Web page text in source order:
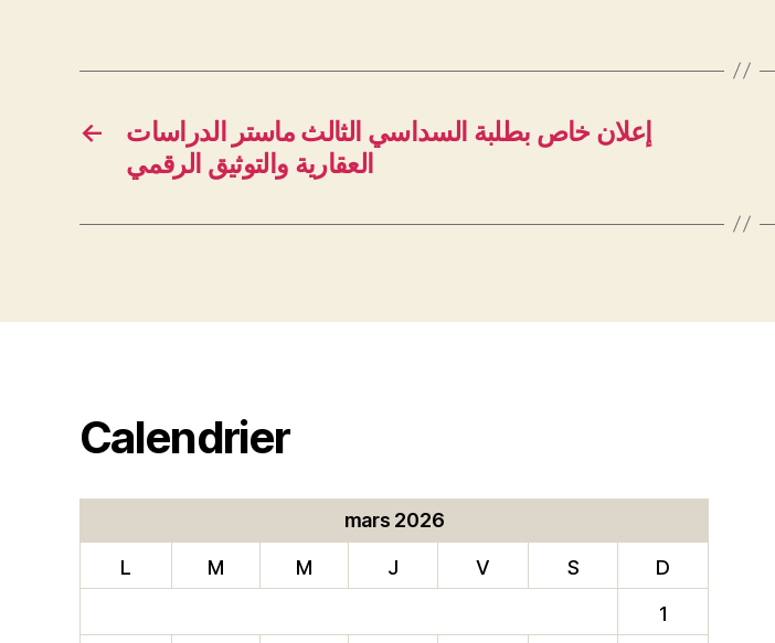
←
إعلان خاص بطلبة السداسي الثالث ماستر الدراسات
العقارية والتوثيق الرقمي
Calendrier
mars 2026
L M M J V S
D
1